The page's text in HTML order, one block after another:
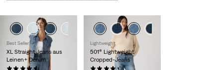
Best Seller
XL Straight Jeans aus
Leinen+ Denim
(426)
Lightweight
501® Lightweight
Cropped-Jeans
(71)